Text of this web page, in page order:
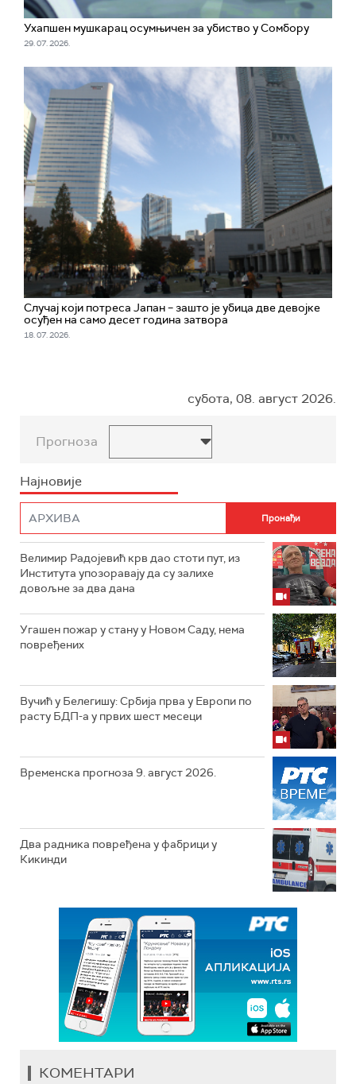
Ухапшен мушкарац осумњичен за убиство у Сомбору
29. 07. 2026.
Случај који потреса Јапан – зашто је убица две девојке
осуђен на само десет година затвора
18. 07. 2026.
субота, 08. август 2026.
Прогноза
Најновије
Велимир Радојевић крв дао стоти пут, из
Института упозоравају да су залихе
довољне за два дана
Угашен пожар у стану у Новом Саду, нема
повређених
Вучић у Белегишу: Србија прва у Европи по
расту БДП-а у првих шест месеци
Временска прогноза 9. август 2026.
Два радника повређена у фабрици у
Кикинди
КОМЕНТАРИ